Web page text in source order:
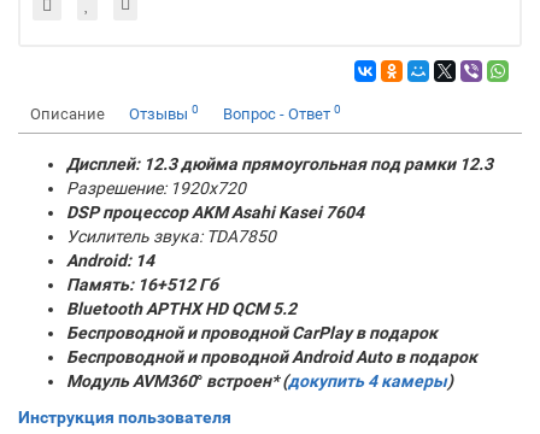
Описание Отзывы 0 Вопрос - Ответ 0
Дисплей: 12.3 дюйма прямоугольная под рамки 12.3
Разрешение: 1920x720
DSP процессор AKM Asahi Kasei 7604
Усилитель звука: TDA7850
Android: 14
Память: 16+512 Гб
Bluetooth APTHX HD QCM 5.2
Беспроводной и проводной CarPlay в подарок
Беспроводной и проводной Android Auto в подарок
Модуль AVM360° встроен* (докупить 4 камеры)
Инструкция пользователя